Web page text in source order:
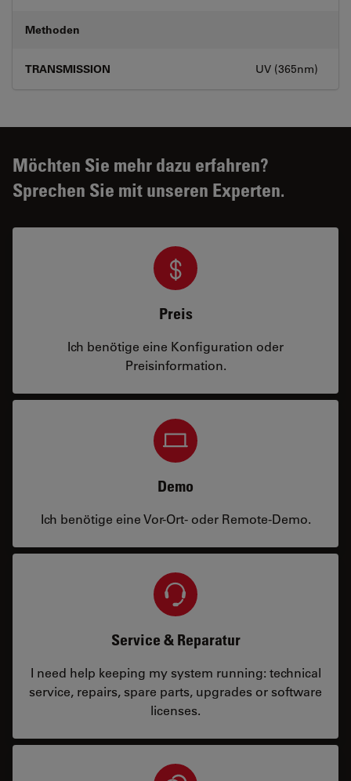
Methoden
TRANSMISSION UV (365nm)
Möchten Sie mehr dazu erfahren?
Sprechen Sie mit unseren Experten.
Preis
Ich benötige eine Konfiguration oder
Preisinformation.
Demo
Ich benötige eine Vor-Ort- oder Remote-Demo.
Service & Reparatur
I need help keeping my system running: technical
service, repairs, spare parts, upgrades or software
licenses.